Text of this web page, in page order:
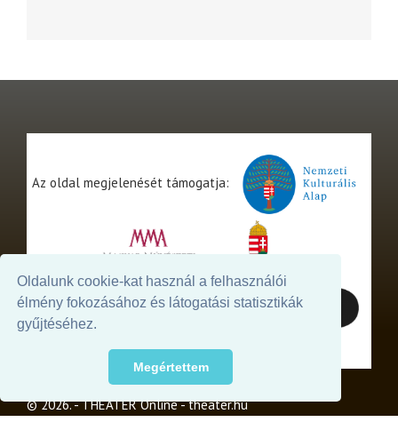
Oldalunk cookie-kat használ a felhasználói
élmény fokozásához és látogatási statisztikák
gyűjtéséhez.
Megértettem
Az oldal megjelenését támogatja:
© 2026. - THEATER Online -theater.hu